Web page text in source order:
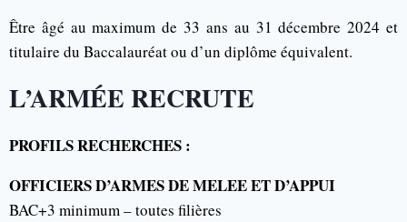
Être âgé au maximum de 33 ans au 31 décembre 2024 et
titulaire du Baccalauréat ou d’un diplôme équivalent.
L’ARMÉE RECRUTE
PROFILS RECHERCHES :
OFFICIERS D’ARMES DE MELEE ET D’APPUI
BAC+3 minimum – toutes filières